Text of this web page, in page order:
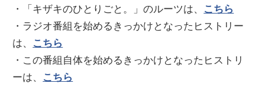
・「キザキのひとりごと。」のルーツは、 こちら
・ラジオ番組を始めるきっかけとなったヒストリー
は、 こちら
・この番組自体を始めるきっかけとなったヒストリ
ーは、 こちら